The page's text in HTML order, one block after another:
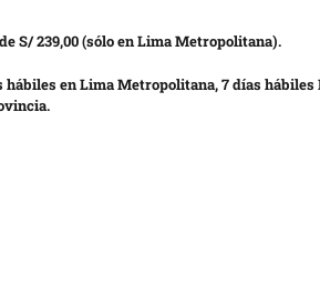
S/ 239,00 (sólo en Lima Metropolitana).
hábiles en Lima Metropolitana, 7 días hábiles